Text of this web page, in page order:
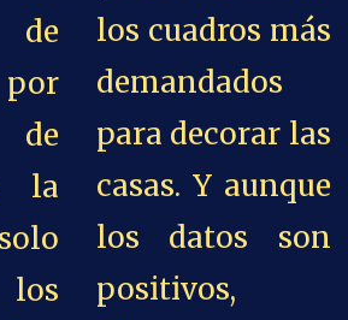
la
los cuadros más
demandados
para decorar las
casas. Y aunque
los datos son
positivos,